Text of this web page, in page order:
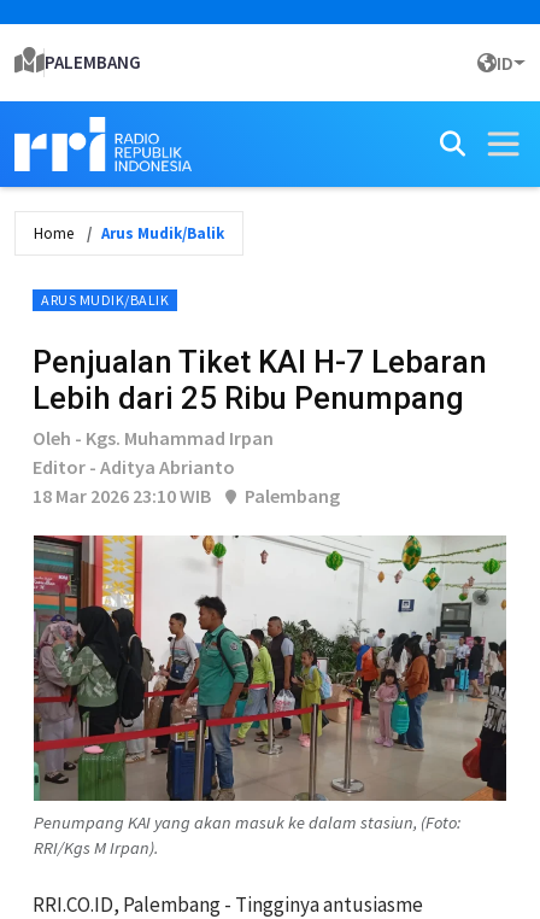
PALEMBANG ID
Home Arus Mudik/Balik
ARUS MUDIK/BALIK
Penjualan Tiket KAI H-7 Lebaran
Lebih dari 25 Ribu Penumpang
Oleh - Kgs. Muhammad Irpan
Editor - Aditya Abrianto
18 Mar 2026 23:10 WIB
Palembang
Penumpang KAI yang akan masuk ke dalam stasiun, (Foto:
RRI/Kgs M Irpan).
RRI.CO.ID, Palembang - Tingginya antusiasme